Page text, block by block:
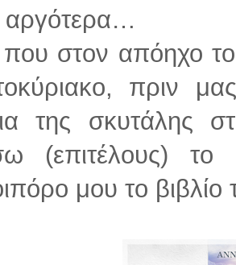
αργότερα…
στον απόηχο
πριν
της σκυτάλης
(επιτέλους)
μου το βιβλίο